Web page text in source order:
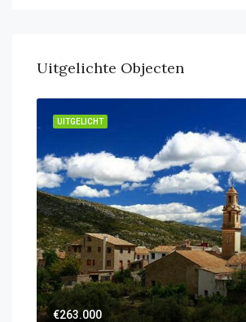
Uitgelichte Objecten
UITGELICHT
€263.000